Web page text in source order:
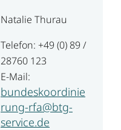
Natalie Thurau
Telefon: +49 (0) 89 /
28760 123
E-Mail:
bundeskoordinie
rung-rfa@btg-
service.de